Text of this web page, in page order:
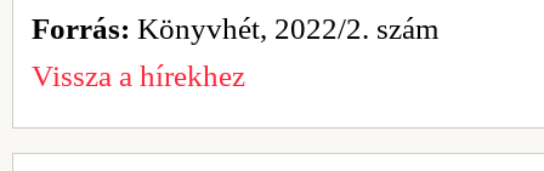
Forrás: Könyvhét, 2022/2. szám
Vissza a hírekhez